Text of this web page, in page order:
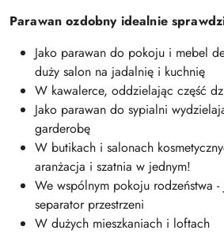
Parawan ozdobny idealnie
Jako parawan do pokoju i mebel
duży salon na jadalnię i kuchnię
W kawalerce, oddzielając część
Jako parawan do sypialni
garderobę
W butikach i salonach
aranżacja i szatnia w jednym!
We wspólnym pokoju rodzeństwa -
separator przestrzeni
W dużych mieszkaniach i loftach